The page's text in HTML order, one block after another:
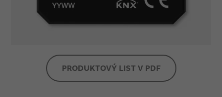
Rozsah pracovných teplôt: –5 °C až +45 °C
Detailní informace o výrobku
PRODUKTOVÝ LIST V PDF